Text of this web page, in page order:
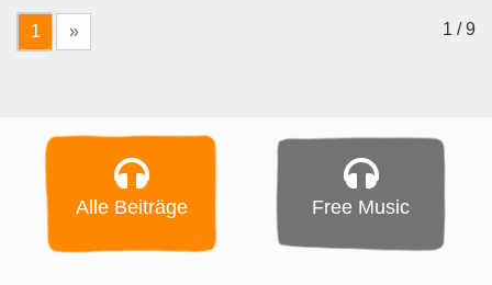
1 » 1 / 9
Alle Beiträge Free Music